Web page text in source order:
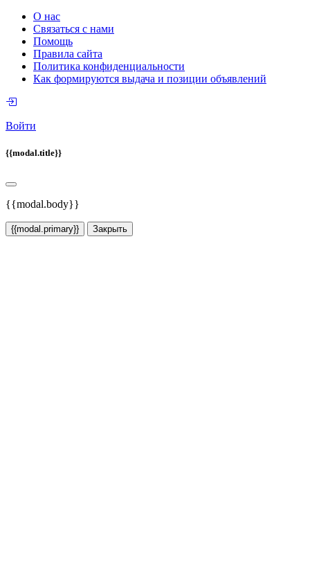
О нас
Связаться с нами
Помощь
Правила сайта
Политика конфиденциальности
Как формируются выдача и позиции объявлений
Войти
{{modal.title}}
{{modal.body}}
{{modal.primary}} Закрыть